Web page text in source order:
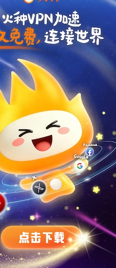
支持[0] 反对
支持
反对 [0]
支持[0] 反对[0]
推荐